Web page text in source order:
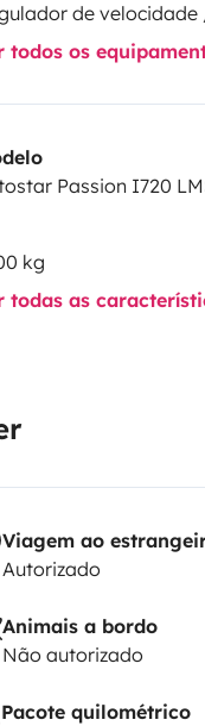
todos os
Passion I720
kg
todas as
Viagem ao
Autorizado
Animais a bordo
Não autorizado
Pacote quilométrico